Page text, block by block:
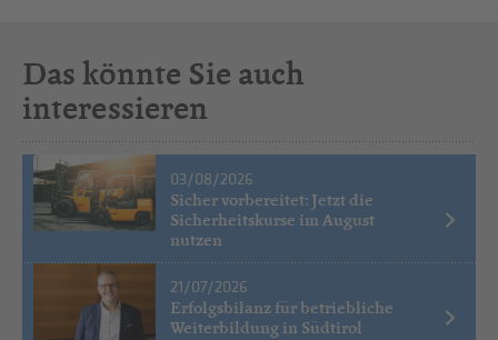
Das könnte Sie auch
interessieren
03/08/2026
Sicher vorbereitet: Jetzt die
Sicherheitskurse im August
nutzen
21/07/2026
Erfolgsbilanz für betriebliche
Weiterbildung in Südtirol